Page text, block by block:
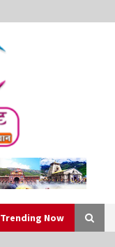
Trending Now